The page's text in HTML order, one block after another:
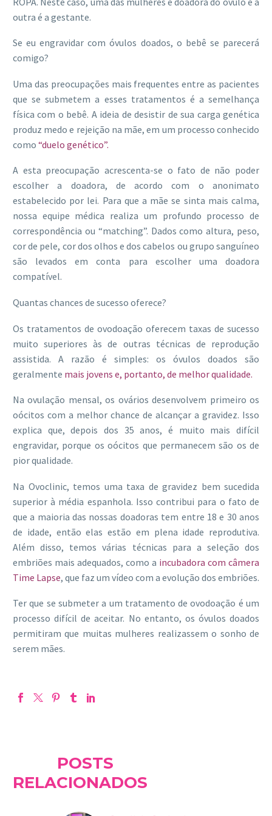
outra é a gestante.
Se eu engravidar com óvulos doados, o bebê se parecerá
comigo?
Uma das preocupações mais frequentes entre as pacientes
que se submetem a esses tratamentos é a semelhança
física com o bebê. A ideia de desistir de sua carga genética
produz medo e rejeição na mãe, em um processo conhecido
como “duelo genético”.
A esta preocupação acrescenta-se o fato de não poder
escolher a doadora, de acordo com o anonimato
estabelecido por lei. Para que a mãe se sinta mais calma,
nossa equipe médica realiza um profundo processo de
correspondência ou “matching”. Dados como altura, peso,
cor de pele, cor dos olhos e dos cabelos ou grupo sanguíneo
são levados em conta para escolher uma doadora
compatível.
Quantas chances de sucesso oferece?
Os tratamentos de ovodoação oferecem taxas de sucesso
muito superiores às de outras técnicas de reprodução
assistida. A razão é simples: os óvulos doados são
geralmente mais jovens e, portanto, de melhor qualidade.
Na ovulação mensal, os ovários desenvolvem primeiro os
oócitos com a melhor chance de alcançar a gravidez. Isso
explica que, depois dos 35 anos, é muito mais difícil
engravidar, porque os oócitos que permanecem são os de
pior qualidade.
Na Ovoclinic, temos uma taxa de gravidez bem sucedida
superior à média espanhola. Isso contribui para o fato de
que a maioria das nossas doadoras tem entre 18 e 30 anos
de idade, então elas estão em plena idade reprodutiva.
Além disso, temos várias técnicas para a seleção dos
embriões mais adequados, como a incubadora com câmera
Time Lapse, que faz um vídeo com a evolução dos embriões.
Ter que se submeter a um tratamento de ovodoação é um
processo difícil de aceitar. No entanto, os óvulos doados
permitiram que muitas mulheres realizassem o sonho de
serem mães.
POSTS
RELACIONADOS